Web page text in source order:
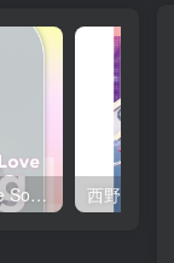
西野 カナ – Spring Love Song Selection【44.1kHz／16bit】日本区